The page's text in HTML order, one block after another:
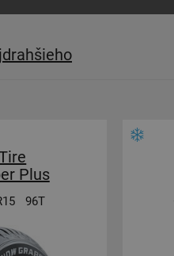
Plus
96T